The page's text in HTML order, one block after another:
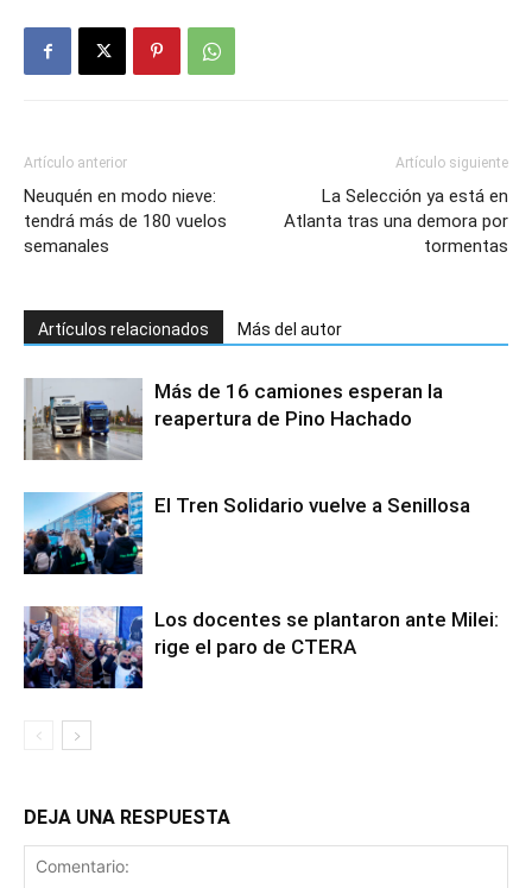
Artículo anterior
Neuquén en modo nieve:
tendrá más de 180 vuelos
semanales
Artículo siguiente
La Selección ya está en
Atlanta tras una demora por
tormentas
Artículos relacionados Más del autor
Más de 16 camiones esperan la
reapertura de Pino Hachado
El Tren Solidario vuelve a Senillosa
Los docentes se plantaron ante Milei:
rige el paro de CTERA
DEJA UNA RESPUESTA